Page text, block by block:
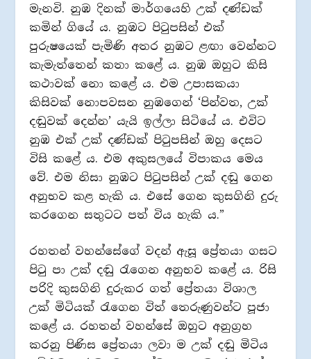
මැනවි. නුඹ දිනක් මාර්ගයෙහි උක් දණ්ඩක්
කමින් ගියේ ය. නුඹට පිටුපසින් එක්
පුරුෂයෙක් පැමිණි අතර නුඹට ළඟා වෙන්නට
කැමැත්තෙන් කතා කළේ ය. නුඹ ඔහුට කිසි
කථාවක් නො කළේ ය. එම උපාසකයා
කිසිවක් නොපවසන නුඹගෙන් ‘පින්වත, උක්
දඬුවක් දෙන්න’ යැයි ඉල්ලා සිටියේ ය. එවිට
නුඹ එක් උක් දණ්ඩක් පිටුපසින් ඔහු දෙසට
විසි කළේ ය. එම අකුසලයේ විපාකය මෙය
වේ. එම නිසා නුඹට පිටුපසින් උක් දඬු ගෙන
අනුභව කළ හැකි ය. එසේ ගෙන කුසගිනි දුරු
කරගෙන සතුටට පත් විය හැකි ය.”
රහතන් වහන්සේගේ වදන් ඇසූ ප්‍රේතයා ගසට
පිටු පා උක් දඬු රැගෙන අනුභව කළේ ය. රිසි
පරිදි කුසගිනි දුරුකර ගත් ප්‍රේතයා විශාල
උක් මිටියක් රැගෙන විත් තෙරුණුවන්ට පූජා
කළේ ය. රහතන් වහන්සේ ඔහුට අනුග්‍රහ
කරනු පිණිස ප්‍රේතයා ලවා ම උක් දඬු මිටිය